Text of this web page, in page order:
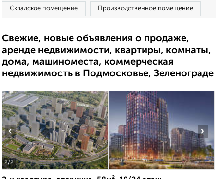
Складское помещение Производственное помещение
Свежие, новые объявления о продаже,
аренде недвижимости, квартиры, комнаты,
дома, машиноместа, коммерческая
недвижимость в Подмосковье, Зеленограде
2/2
‹ ›